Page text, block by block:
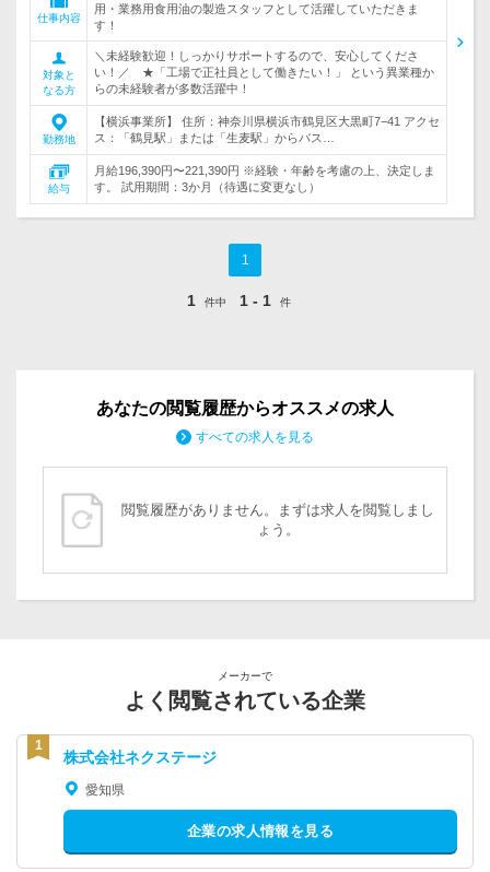
仕事内容
用・業務用食用油の製造スタッフとして活躍していただきま
す！
対象と
なる方
＼未経験歓迎！しっかりサポートするので、安心してくださ
い！／ ★「工場で正社員として働きたい！」 という異業種か
らの未経験者が多数活躍中！
勤務地
【横浜事業所】 住所：神奈川県横浜市鶴見区大黒町7−41 アクセ
ス：「鶴見駅」または「生麦駅」からバス…
給与
月給196,390円〜221,390円 ※経験・年齢を考慮の上、決定しま
す。 試用期間：3か月（待遇に変更なし）
1
1 件中 1 - 1 件
あなたの閲覧履歴からオススメの求人
すべての求人を見る
閲覧履歴がありません。まずは求人を閲覧しまし
ょう。
メーカーで
よく閲覧されている企業
株式会社ネクステージ
愛知県
企業の求人情報を見る